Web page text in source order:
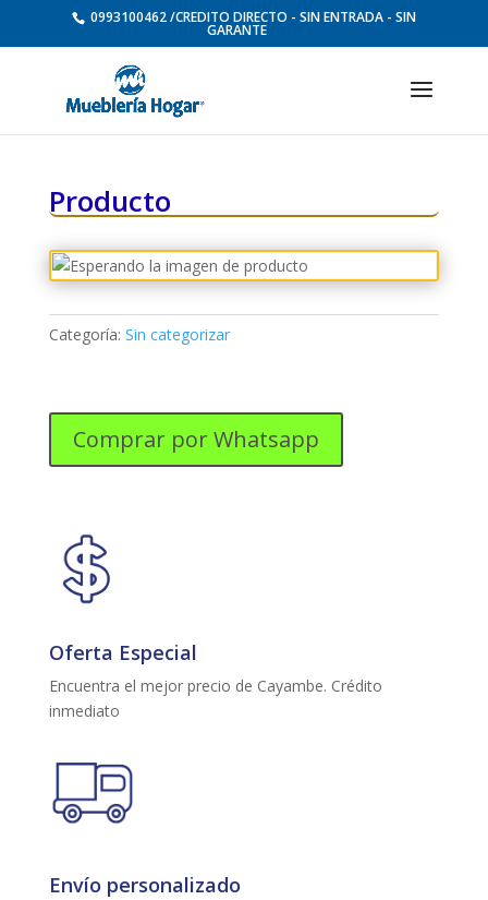
0993100462 /CREDITO DIRECTO - SIN ENTRADA - SIN
GARANTE
Producto
Categoría: Sin categorizar
Comprar por Whatsapp
Oferta Especial
Encuentra el mejor precio de Cayambe. Crédito
inmediato
Envío personalizado